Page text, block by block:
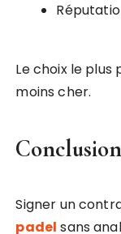
Le choix le
moins cher.
Conclusion
Signer un
padel sans